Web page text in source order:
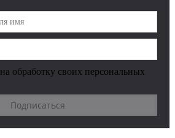
на обработку своих персональных